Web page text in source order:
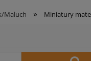
Maluch » Miniatury